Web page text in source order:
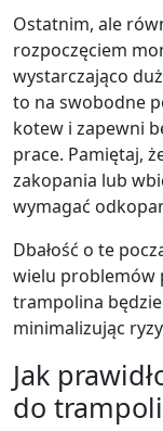
Ostatnim, ale
rozpoczęciem
wystarczająco
to na swobodne
kotew i zapewni
prace. Pamiętaj,
zakopania lub
wymagać
Dbałość o te
wielu problemów
trampolina
minimalizując
Jak
do